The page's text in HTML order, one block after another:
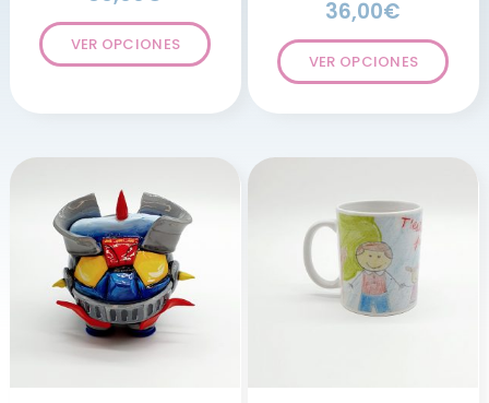
VER OPCIONES
36,00€
VER OPCIONES